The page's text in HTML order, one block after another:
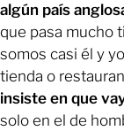
algún país
que pasa mucho
somos casi él y
tienda o
insiste en que
solo en el de